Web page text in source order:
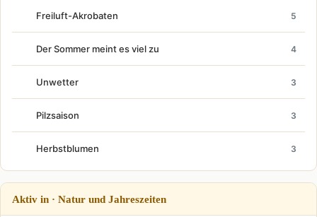
Freiluft-Akrobaten 5
Der Sommer meint es viel zu 4
Unwetter 3
Pilzsaison 3
Herbstblumen 3
Aktiv in · Natur und Jahreszeiten